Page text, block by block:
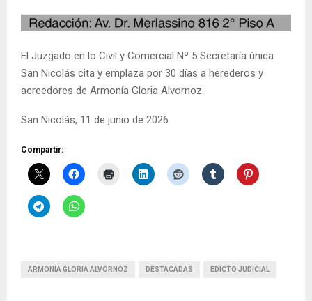
El Juzgado en lo Civil y Comercial Nº 5 Secretaría única
San Nicolás cita y emplaza por 30 días a herederos y
acreedores de Armonía Gloria Alvornoz.
San Nicolás, 11 de junio de 2026
Compartir:
ARMONÍA GLORIA ALVORNOZ DESTACADAS EDICTO JUDICIAL